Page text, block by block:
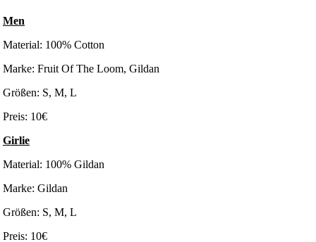
Men
Material: 100% Cotton
Marke: Fruit Of The Loom, Gildan
Größen: S, M, L
Preis: 10€
Girlie
Material: 100% Gildan
Marke: Gildan
Größen: S, M, L
Preis: 10€